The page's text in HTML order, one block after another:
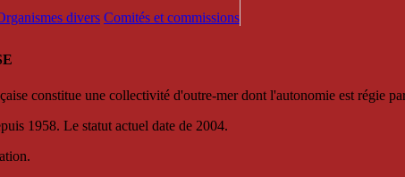
divers Comités et commissions
constitue une collectivité d'outre-mer dont l'autonomie est régie
1958. Le statut actuel date de 2004.